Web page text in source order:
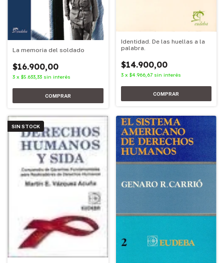
La memoria del soldado
$16.900,00
3 x $5.633,33 sin interés
Identidad. De las huellas a la
palabra.
$14.900,00
3 x $4.966,67 sin interés
SIN STOCK